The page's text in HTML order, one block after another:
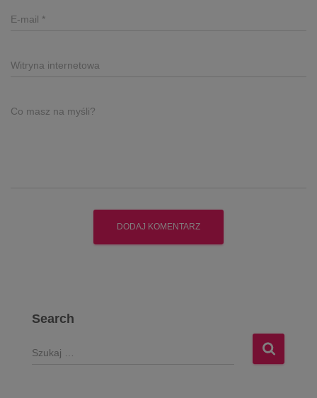
E-mail *
Witryna internetowa
Co masz na myśli?
Search
S